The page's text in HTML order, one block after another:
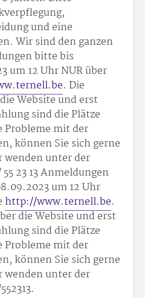
und eine
Wir sind den ganzen
bitte bis
um 12 Uhr NUR über
. Die
Website und erst
sind die Plätze
Probleme mit der
können Sie sich gerne
wenden unter der
23 13 Anmeldungen
um 12 Uhr
http://www.ternell.be.
die Website und erst
sind die Plätze
Probleme mit der
können Sie sich gerne
wenden unter der
2313.